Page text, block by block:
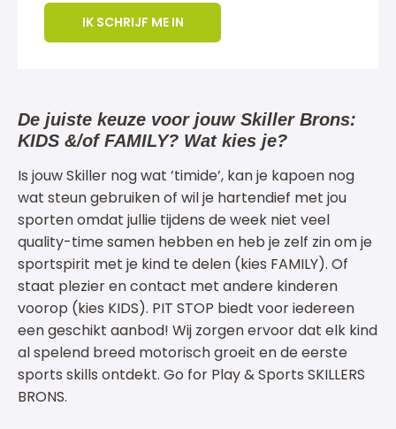
IK SCHRIJF ME IN
De juiste keuze voor jouw Skiller Brons:
KIDS &/of FAMILY? Wat kies je?
Is jouw Skiller nog wat ’timide’, kan je kapoen nog
wat steun gebruiken of wil je hartendief met jou
sporten omdat jullie tijdens de week niet veel
quality-time samen hebben en heb je zelf zin om je
sportspirit met je kind te delen (kies FAMILY). Of
staat plezier en contact met andere kinderen
voorop (kies KIDS). PIT STOP biedt voor iedereen
een geschikt aanbod! Wij zorgen ervoor dat elk kind
al spelend breed motorisch groeit en de eerste
sports skills ontdekt. Go for Play & Sports SKILLERS
BRONS.